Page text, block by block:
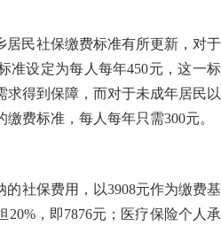
居民社保缴费标准有所更新，对于
准设定为每人每年450元，这一标
求得到保障，而对于未成年居民以
费标准，每人每年只需300元。
社保费用，以3908元作为缴费基
，即7876元；医疗保险个人承